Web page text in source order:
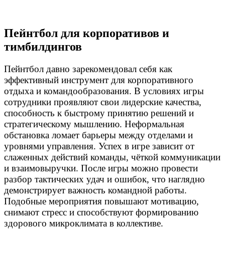
Пейнтбол для корпоративов и
тимбилдингов
Пейнтбол давно зарекомендовал себя как
эффективный инструмент для корпоративного
отдыха и командообразования. В условиях игры
сотрудники проявляют свои лидерские качества,
способность к быстрому принятию решений и
стратегическому мышлению. Неформальная
обстановка ломает барьеры между отделами и
уровнями управления. Успех в игре зависит от
слаженных действий команды, чёткой коммуникации
и взаимовыручки. После игры можно провести
разбор тактических удач и ошибок, что наглядно
демонстрирует важность командной работы.
Подобные мероприятия повышают мотивацию,
снимают стресс и способствуют формированию
здорового микроклимата в коллективе.